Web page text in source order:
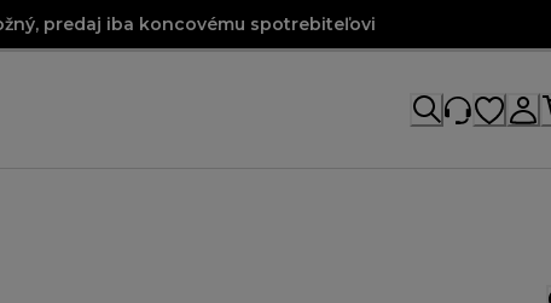
predaj iba koncovému spotrebiteľovi